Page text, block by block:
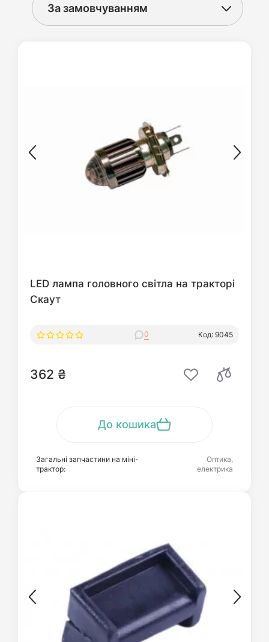
LED лампа головного світла на тракторі
Скаут
0 Код: 9045
362 ₴
До кошика
Загальні запчастини на міні-
трактор:
Оптика,
електрика